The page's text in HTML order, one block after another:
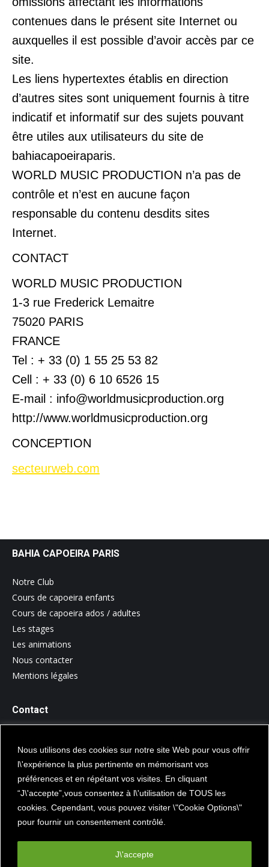
Nous utilisons des cookies sur notre site Web pour vous offrir
l\'expérience la plus pertinente en mémorisant vos
préférences et en répétant vos visites. En cliquant
“J\'accepte”,vous consentez à l\'utilisation de TOUS les
cookies. Cependant, vous pouvez visiter \"Cookie Options\"
pour fournir un consentement contrôlé.
J\'accepte
contenues dans le présent site Internet ou
auxquelles il est possible d’avoir accès par ce
site.
Les liens hypertextes établis en direction
d’autres sites sont uniquement fournis à titre
indicatif et informatif sur des sujets pouvant
être utiles aux utilisateurs du site de
bahiacapoeiraparis.
WORLD MUSIC PRODUCTION n’a pas de
contrôle et n’est en aucune façon
responsable du contenu desdits sites
Internet.
CONTACT
WORLD MUSIC PRODUCTION
1-3 rue Frederick Lemaitre
75020 PARIS
FRANCE
Tel : + 33 (0) 1 55 25 53 82
Cell : + 33 (0) 6 10 6526 15
E-mail : info@worldmusicproduction.org
http://www.worldmusicproduction.org
CONCEPTION
secteurweb.com
BAHIA CAPOEIRA PARIS
Notre Club
Cours de capoeira enfants
Cours de capoeira ados / adultes
Les stages
Les animations
Nous contacter
Mentions légales
Contact
Suivez nous sur les réseaux sociaux